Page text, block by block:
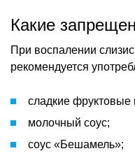
Какие
При воспалении
рекомендуется
сладкие фруктовые
молочный соус;
соус «Бешамель»;